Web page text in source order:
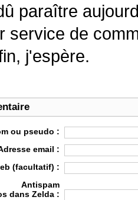
paraître
service de
j'espère.
ou pseudo :
email :
Site web (facultatif) :
Antispam
dans Zelda :